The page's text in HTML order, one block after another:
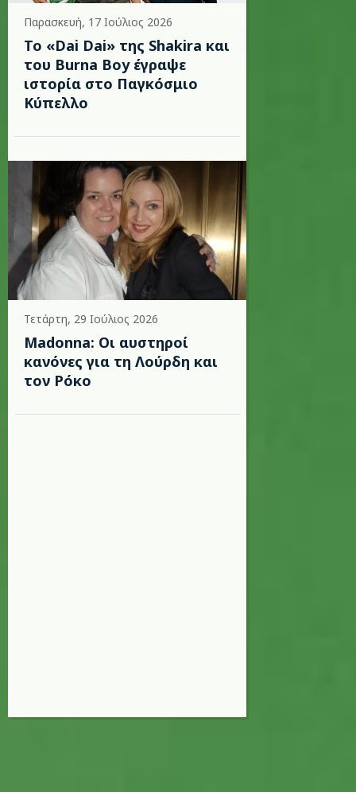
Παρασκευή, 17 Ιούλιος 2026
To «Dai Dai» της Shakira και
του Burna Boy έγραψε
ιστορία στο Παγκόσμιο
Κύπελλο
Τετάρτη, 29 Ιούλιος 2026
Madonna: Οι αυστηροί
κανόνες για τη Λούρδη και
τον Ρόκο